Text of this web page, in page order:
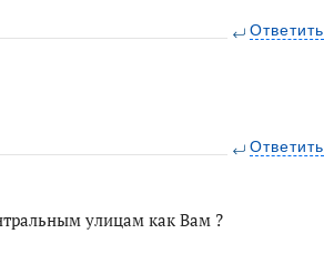
Ответить
Ответить
улицам как Вам ?